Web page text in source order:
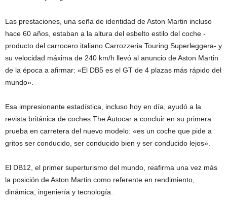
Las prestaciones, una seña de identidad de Aston Martin incluso
hace 60 años, estaban a la altura del esbelto estilo del coche -
producto del carrocero italiano Carrozzeria Touring Superleggera- y
su velocidad máxima de 240 km/h llevó al anuncio de Aston Martin
de la época a afirmar: «El DB5 es el GT de 4 plazas más rápido del
mundo».
Esa impresionante estadística, incluso hoy en día, ayudó a la
revista británica de coches The Autocar a concluir en su primera
prueba en carretera del nuevo modelo: «es un coche que pide a
gritos ser conducido, ser conducido bien y ser conducido lejos».
El DB12, el primer superturismo del mundo, reafirma una vez más
la posición de Aston Martin como referente en rendimiento,
dinámica, ingeniería y tecnología.